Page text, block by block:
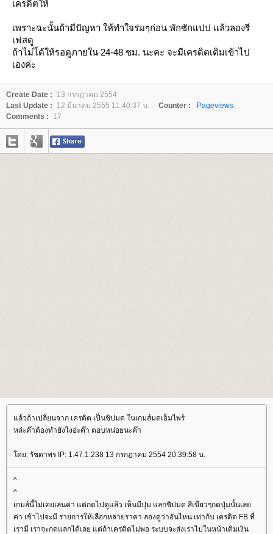
เครดิตให้
เพราะฉะนั้นถ้ามีปัญหา ให้ทำใจร่มๆก่อน พักซักแปป แล้วลองรี
เฟสดู
ถ้าไม่ไ่ด้ให้รอดูภายใน 24-48 ชม. นะคะ จะมีเครดิตเติมเข้าไป
เองค่ะ
Create Date :
13 กรกฎาคม 2554
Last Update :
12 มีนาคม 2555 11:40:37 น. Counter :
Pageviews.
Comments :
17
ล้วถ้าเปลี่ยนจาก เครดิต เป็นชิปมด ในเกมส์มดเอ็มไพร์
หล่ะค๊าต้องทำยังไงอ่ะค๊า ตอบหน่อยนะค๊า
ดย: รัชดาพร IP: 1.47.1.238 13 กรกฎาคม 2554 20:39:58 น.
^
^
เกมส์นี้ไม่เคยเล่นค่า แต่กดไปดูแล้ว เห็นมีปุ่ม แลกชิปมด สีเขียวๆกดปุ่มนั้นเล
ค่า เข้าไปจะมี รายการให้เลือกหลายราคา ลองดูว่าอันไหน เท่ากับ เครดิต FB ที่
เรามี เราจะกดแลกได้เลย แต่ถ้าเครดิตไม่พอ ระบบจะส่งเราไปในหน้าเติมเงิน